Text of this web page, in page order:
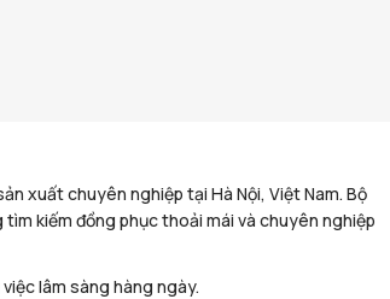
xuất chuyên nghiệp tại Hà Nội, Việt Nam. Bộ
kiếm đồng phục thoải mái và chuyên nghiệp
lâm sàng hàng ngày.